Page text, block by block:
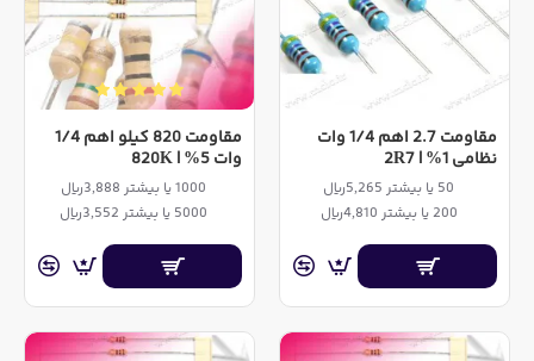
مقاومت 2.7 اهم 1/4 وات
نظامی 1% | 2R7
50 یا بیشتر 5,265ریال
200 یا بیشتر 4,810ریال
مقاومت 820 کیلو اهم 1/4
وات 5% | 820K
1000 یا بیشتر 3,888ریال
5000 یا بیشتر 3,552ریال